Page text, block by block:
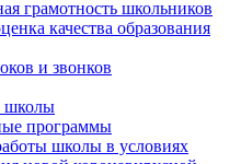
грамотность школьников
качества образования
и звонков
школы
программы
школы в условиях